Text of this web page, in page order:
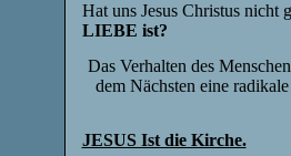
Hat uns Jesus Christus nicht
LIEBE ist?
Das Verhalten des
dem Nächsten eine
JESUS Ist die Kirche.